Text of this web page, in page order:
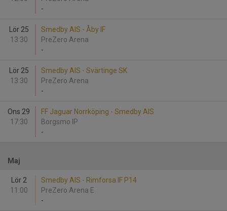
-
Lör 25
13:30
Smedby AIS - Åby IF
PreZero Arena
-
Lör 25
13:30
Smedby AIS - Svärtinge SK
PreZero Arena
-
Ons 29
17:30
FF Jaguar Norrköping - Smedby AIS
Borgsmo IP
-
Maj
Lör 2
11:00
Smedby AIS - Rimforsa IF P14
PreZero Arena E
-